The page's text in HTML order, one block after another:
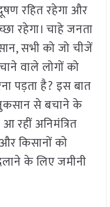
रहित रहेगा और
रहेगा। चाहे जनता
सभी को जो चीजें
वाले लोगों को
पड़ता है? इस बात
से बचाने के
रहीं अनिमंत्रित
किसानों को
के लिए जमीनी